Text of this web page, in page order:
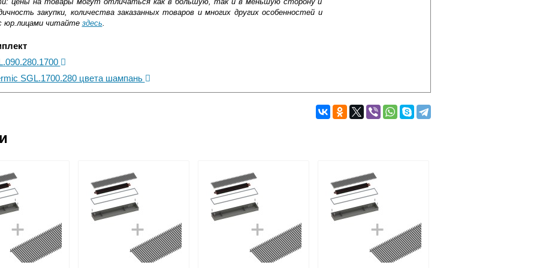
закупки, количества заказанных товаров и многих других особенностей и
юр.лицами читайте здесь
SGL.1700.280 цвета шампань
области
до подъезда
Web-money, Qiwi-кошельки и другие).
НДС)
Подробнее об оплате